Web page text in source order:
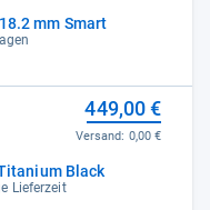
mm Smart
Black
Lieferzeit
449,00 €
Versand: 0,00 €